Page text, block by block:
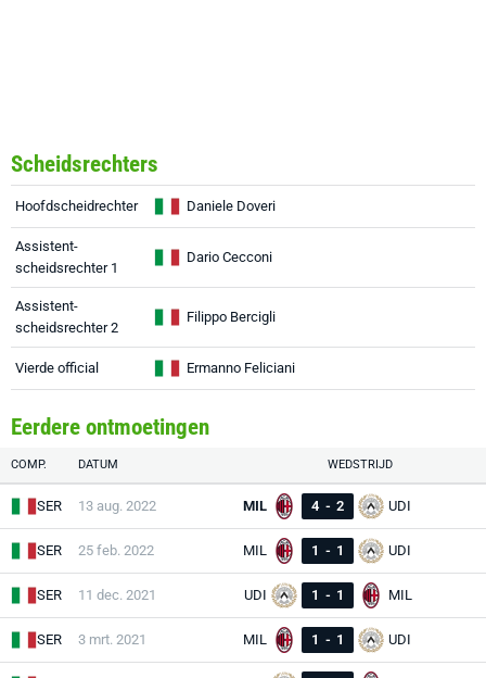
Scheidsrechters
Hoofdscheidrechter Daniele Doveri
Assistent-
scheidsrechter 1
Dario Cecconi
Assistent-
scheidsrechter 2
Filippo Bercigli
Vierde official Ermanno Feliciani
Eerdere ontmoetingen
COMP. DATUM WEDSTRIJD
SER 13 aug. 2022 MIL 4 - 2 UDI
SER 25 feb. 2022 MIL 1 - 1 UDI
SER 11 dec. 2021 UDI 1 - 1 MIL
SER 3 mrt. 2021 MIL 1 - 1 UDI